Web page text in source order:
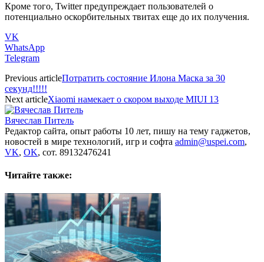
Кроме того, Twitter предупреждает пользователей о
потенциально оскорбительных твитах еще до их получения.
VK
WhatsApp
Telegram
Previous articleПотратить состояние Илона Маска за 30
секунд!!!!!
Next articleXiaomi намекает о скором выходе MIUI 13
Вячеслав Питель
Редактор сайта, опыт работы 10 лет, пишу на тему гаджетов,
новостей в мире технологий, игр и софта admin@uspei.com,
VK, OK, сот. 89132476241
Читайте также: